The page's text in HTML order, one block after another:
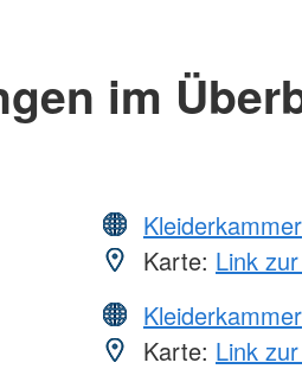
im
Kleiderkammer
Karte: Link
Kleiderkammer
Karte: Link